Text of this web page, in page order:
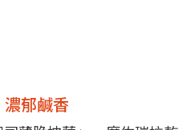
濃郁鹹香